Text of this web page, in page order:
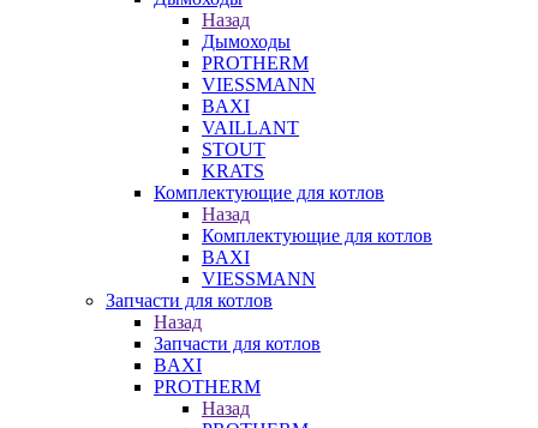
Назад
Дымоходы
PROTHERM
VIESSMANN
BAXI
VAILLANT
STOUT
KRATS
Комплектующие для котлов
Назад
Комплектующие для котлов
BAXI
VIESSMANN
Запчасти для котлов
Назад
Запчасти для котлов
BAXI
PROTHERM
Назад